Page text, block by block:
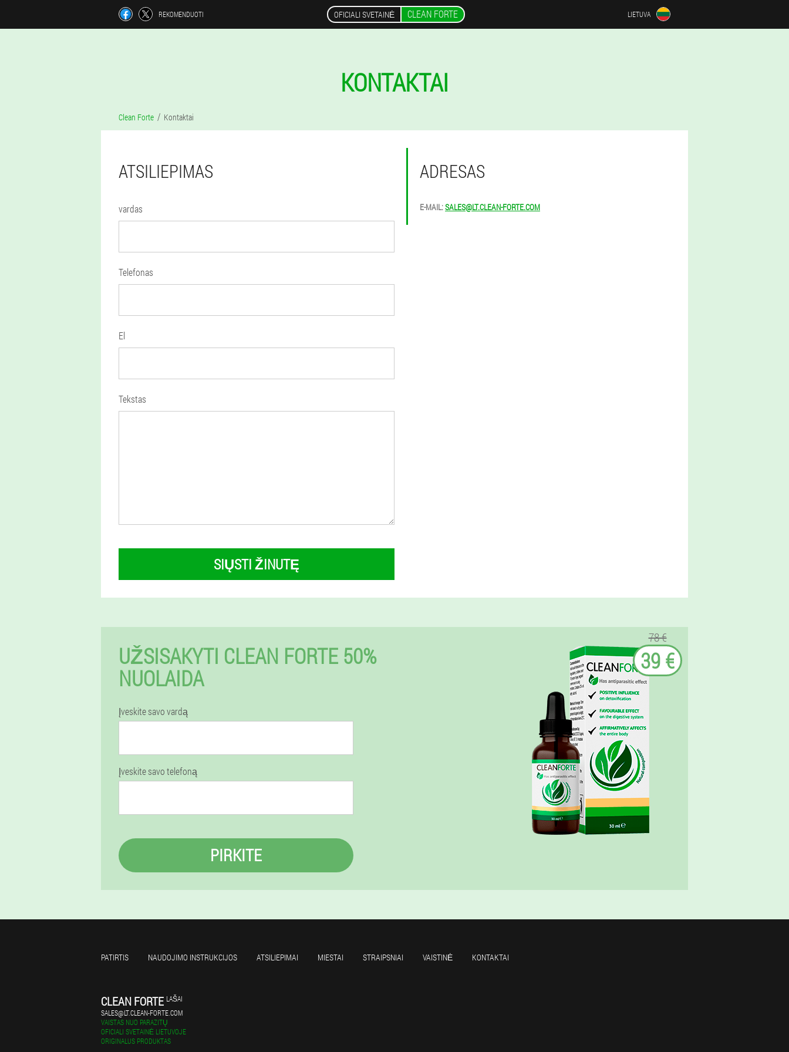
REKOMENDUOTI OFICIALI SVETAINĖ CLEAN FORTE LIETUVA
KONTAKTAI
Clean Forte Kontaktai
ADRESAS
E-MAIL:SALES@LT.CLEAN-FORTE.COM
ATSILIEPIMAS
vardas
Telefonas
El
Tekstas
SIŲSTI ŽINUTĘ
UŽSISAKYTI CLEAN FORTE 50%
NUOLAIDA
Įveskite savo vardą
Įveskite savo telefoną
PIRKITE
78 €
39 €
PATIRTIS NAUDOJIMO INSTRUKCIJOS ATSILIEPIMAI MIESTAI STRAIPSNIAI VAISTINĖ KONTAKTAI
CLEAN FORTE LAŠAI
SALES@LT.CLEAN-FORTE.COM
VAISTAS NUO PARAZITŲ
OFICIALI SVETAINĖ LIETUVOJE
ORIGINALUS PRODUKTAS